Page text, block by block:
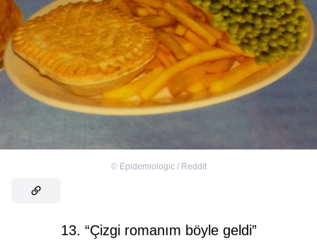
© Epidemiologic / Reddit
13. “Çizgi romanım böyle geldi”